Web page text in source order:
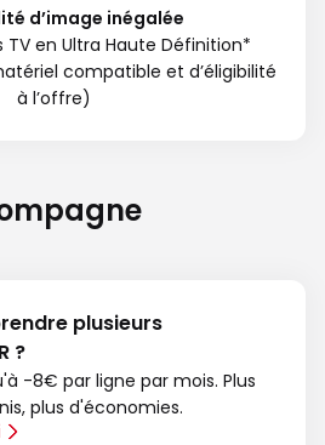
d’image inégalée
en Ultra Haute Définition*
compatible et d’éligibilité
à l’offre)
plusieurs
?
-8€ par ligne par mois. Plus
plus d'économies.